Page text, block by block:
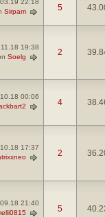
Sirpam 5
19:38
Soelg 2
00:06
4
17:37
2
21:40
5